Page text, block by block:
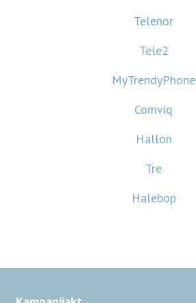
Telenor
Tele2
MyTrendyPhone
Comviq
Hallon
Tre
Halebop